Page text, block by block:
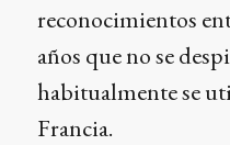
reconocimientos
años que no se
habitualmente se
Francia.